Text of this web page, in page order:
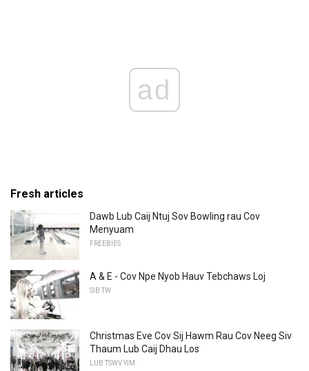
ad
Fresh articles
Dawb Lub Caij Ntuj Sov Bowling rau Cov
Menyuam
FREEBIES
A & E - Cov Npe Nyob Hauv Tebchaws Loj
SIB TW
Christmas Eve Cov Sij Hawm Rau Cov Neeg Siv
Thaum Lub Caij Dhau Los
LUB TSWV YIM